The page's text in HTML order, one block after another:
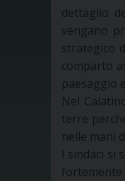
dettaglio
vengano
strategico
comparto
paesaggio
Nel
terre
nelle mani
I sindaci si